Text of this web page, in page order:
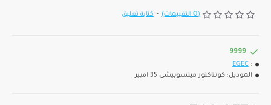
(0 التقييمات) - كتابة تعليق
9999
:
EGEC
الموديل: كونتاكتور ميتسوبيشى 35 امبير